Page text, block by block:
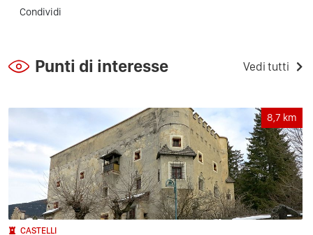
Condividi
Punti di interesse Vedi tutti
8,7 km
CASTELLI